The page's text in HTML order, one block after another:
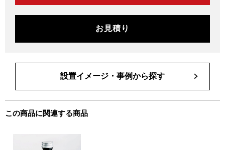
お見積り
設置イメージ・事例から探す
この商品に関連する商品